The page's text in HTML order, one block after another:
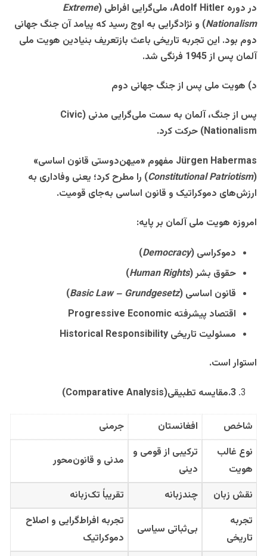
در دوره Adolf Hitler، ملی‌گرایی افراطی (
Extreme
Nationalism
) و نژادگرایی به اوج رسید که پیامد آن جنگ جهانی
دوم بود. این تجربه تاریخی باعث بازتعریف بنیادین هویت ملی
آلمان پس از1945 فرنگی شد.
د) هویت ملی پس از جنگ جهانی دوم
پس از جنگ، آلمان به سمت ملی‌گرایی مدنی (Civic
Nationalism) حرکت کرد.
Jürgen Habermas مفهوم «میهن‌دوستی قانون اساسی»
(
Constitutional Patriotism
) را مطرح کرد؛ یعنی وفاداری به
ارزش‌های دموکراتیک و قانون اساسی به‌جای قومیت.
امروزه هویت ملی آلمان بر پایه:
دموکراسی (
Democracy
)
حقوق بشر(
Human Rights
)
قانون اساسی (
Basic Law – Grundgesetz
)
اقتصاد پیشرفته
مسئولیت تاریخی Historical Responsibility
استوار است.
3
.مقایسه تطبیقی(Comparative Analysis)
شاخص افغانستان
جرمنی
نوع غالب
هویت
ترکیبی از قومی و
دینی
مدنی و قانون‌محور
نقش زبان چندزبانه
تقریباً تک‌زبانه
تجربه
تاریخی
بی‌ثباتی سیاسی
تجربه افراط‌گرایی و اصلاح
دموکراتیک